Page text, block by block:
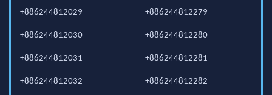
+886244812029
+886244812030
+886244812031
+886244812032
+886244812279
+886244812280
+886244812281
+886244812282